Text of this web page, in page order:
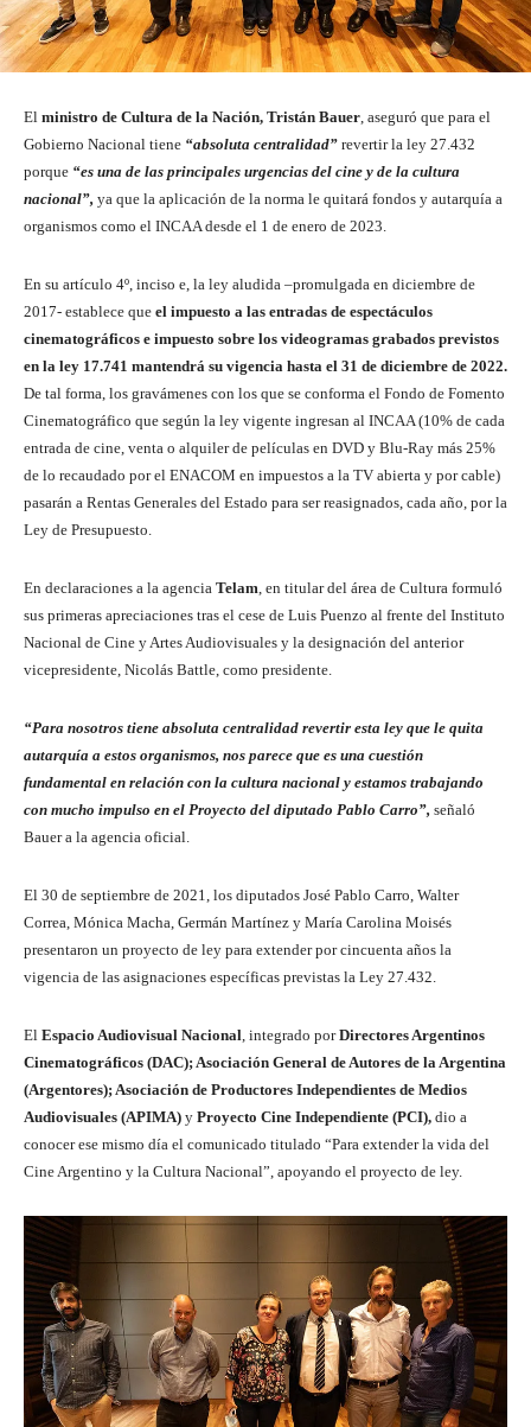
El ministro de Cultura de la Nación, Tristán Bauer , aseguró que para el
Gobierno Nacional tiene “absoluta centralidad” revertir la ley 27.432
porque “es una de las principales urgencias del cine y de la cultura
nacional”, ya que la aplicación de la norma le quitará fondos y autarquía a
organismos como el INCAA desde el 1 de enero de 2023.
En su artículo 4º, inciso e, la ley aludida –promulgada en diciembre de
2017- establece que el impuesto a las entradas de espectáculos
cinematográficos e impuesto sobre los videogramas grabados previstos
en la ley 17.741 mantendrá su vigencia hasta el 31 de diciembre de 2022.
De tal forma, los gravámenes con los que se conforma el Fondo de Fomento
Cinematográfico que según la ley vigente ingresan al INCAA (10% de cada
entrada de cine, venta o alquiler de películas en DVD y Blu-Ray más 25%
de lo recaudado por el ENACOM en impuestos a la TV abierta y por cable)
pasarán a Rentas Generales del Estado para ser reasignados, cada año, por la
Ley de Presupuesto.
En declaraciones a la agencia Telam , en titular del área de Cultura formuló
sus primeras apreciaciones tras el cese de Luis Puenzo al frente del Instituto
Nacional de Cine y Artes Audiovisuales y la designación del anterior
vicepresidente, Nicolás Battle, como presidente.
“Para nosotros tiene absoluta centralidad revertir esta ley que le quita
autarquía a estos organismos, nos parece que es una cuestión
fundamental en relación con la cultura nacional y estamos trabajando
con mucho impulso en el Proyecto del diputado Pablo Carro”, señaló
Bauer a la agencia oficial.
El 30 de septiembre de 2021, los diputados José Pablo Carro, Walter
Correa, Mónica Macha, Germán Martínez y María Carolina Moisés
presentaron un proyecto de ley para extender por cincuenta años la
vigencia de las asignaciones específicas previstas la Ley 27.432.
El Espacio Audiovisual Nacional , integrado porDirectores Argentinos
Cinematográficos (DAC); Asociación General de Autores de la Argentina
(Argentores); Asociación de Productores Independientes de Medios
Audiovisuales (APIMA) y Proyecto Cine Independiente (PCI), dio a
conocer ese mismo día el comunicado titulado “Para extender la vida del
Cine Argentino y la Cultura Nacional”, apoyando el proyecto de ley.